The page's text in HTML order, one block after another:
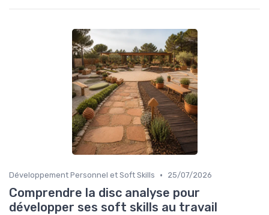
Développement Personnel et Soft Skills • 25/07/2026
Comprendre la disc analyse pour
développer ses soft skills au travail